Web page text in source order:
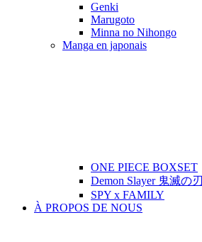
Genki
Marugoto
Minna no Nihongo
Manga en japonais
ONE PIECE BOXSET
Demon Slayer 鬼滅の刃
SPY x FAMILY
À PROPOS DE NOUS